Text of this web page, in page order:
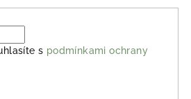
s podmínkami ochrany